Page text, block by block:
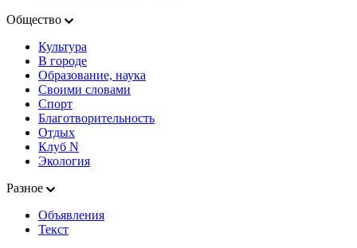
Общество
Культура
В городе
Образование, наука
Своими словами
Спорт
Благотворительность
Отдых
Клуб N
Экология
Разное
Объявления
Текст